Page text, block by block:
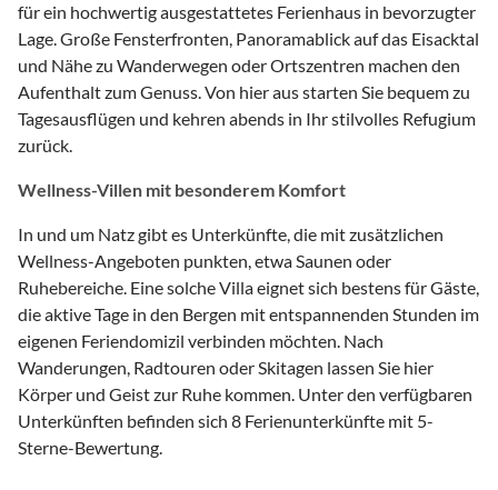
für ein hochwertig ausgestattetes Ferienhaus in bevorzugter
Lage. Große Fensterfronten, Panoramablick auf das Eisacktal
und Nähe zu Wanderwegen oder Ortszentren machen den
Aufenthalt zum Genuss. Von hier aus starten Sie bequem zu
Tagesausflügen und kehren abends in Ihr stilvolles Refugium
zurück.
Wellness-Villen mit besonderem Komfort
In und um Natz gibt es Unterkünfte, die mit zusätzlichen
Wellness-Angeboten punkten, etwa Saunen oder
Ruhebereiche. Eine solche Villa eignet sich bestens für Gäste,
die aktive Tage in den Bergen mit entspannenden Stunden im
eigenen Feriendomizil verbinden möchten. Nach
Wanderungen, Radtouren oder Skitagen lassen Sie hier
Körper und Geist zur Ruhe kommen. Unter den verfügbaren
Unterkünften befinden sich 8 Ferienunterkünfte mit 5-
Sterne-Bewertung.